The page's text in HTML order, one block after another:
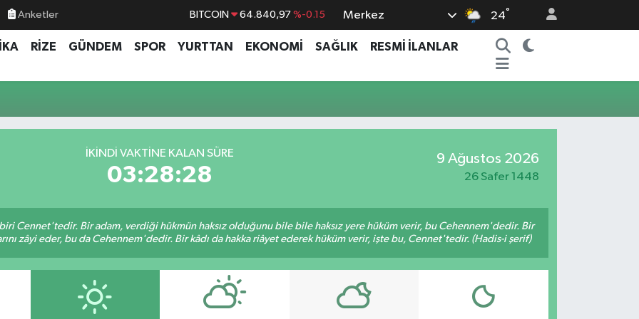
Anketler BITCOIN 64.840,97 %-0.15
DOLAR 47,7436 %0.18
GRAM ALTIN 6660.55 %0
Merkez 24°
RİZE GÜNDEM SPOR YURTTAN EKONOMİ SAĞLIK
RESMİ İLANLAR
İKINDI VAKTINE KALAN SÜRE
03:28:28
9 Ağustos 2026
26 Safer 1448
Cennet'tedir. Bir adam, verdiği hükmün haksız olduğunu bile bile haksız yere hüküm verir, bu Cehennem'dedir. Bir
zâyi eder, bu da Cehennem'dedir. Bir kâdı da hakka riâyet ederek hüküm verir, işte bu, Cennet'tedir. (Hadis-i şerif)